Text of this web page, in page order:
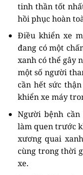
tinh thần tốt
hồi phục hoàn
Điều khiển xe
đang có một
xanh có thể gây
một số người
cần hết sức
khiển xe máy
Người bệnh
làm quen trước
xương quai
cùng trong thời
xe.